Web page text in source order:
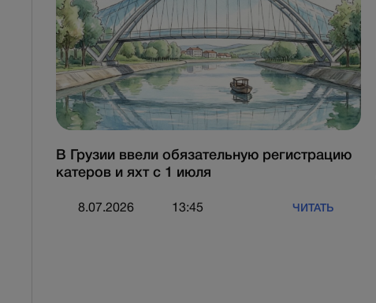
В Грузии ввели обязательную регистрацию
катеров и яхт с 1 июля
8.07.2026 13:45 ЧИТАТЬ